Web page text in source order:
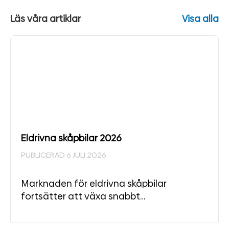
Läs våra artiklar Visa alla
Eldrivna skåpbilar 2026
PUBLICERAD 6 JULI 2026
Marknaden för eldrivna skåpbilar
fortsätter att växa snabbt…